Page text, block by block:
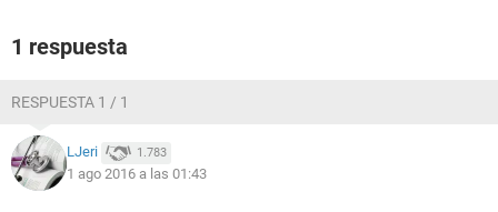
1 respuesta
RESPUESTA 1 / 1
LJeri 1.783
1 ago 2016 a las 01:43